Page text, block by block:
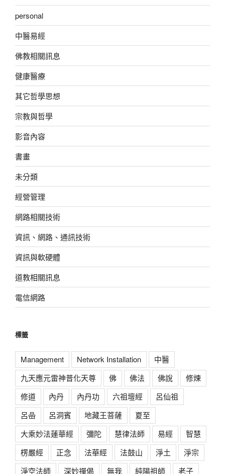
personal
中醫易經
佛教相關訊息
健康醫療
其它哲學思想
宗教與哲學
影音內容
書畫
未分類
經營管理
網路相關技術
資訊、網路、通訊技術
資訊與軟硬體
道教相關訊息
電信網路
標籤
Management Network Installation
中醫
九天應元雷神普化天尊
佛 佛法 佛說
修煉
修道
內丹 內丹功 六祖壇經
呂仙祖
呂喦
呂洞賓 地藏王菩薩
夏至
大乘妙法蓮華經
彌陀 慧律法師 易經
智慧
楞嚴經
正念 法華經 法鼓山 淨土
淨宗
淨空法師
深妙禪偈 無我 純陽祖師 老子